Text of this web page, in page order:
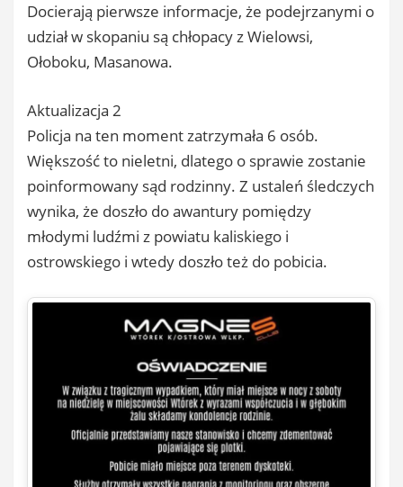
Docierają pierwsze informacje, że podejrzanymi o
udział w skopaniu są chłopacy z Wielowsi,
Ołoboku, Masanowa.
Aktualizacja 2
Policja na ten moment zatrzymała 6 osób.
Większość to nieletni, dlatego o sprawie zostanie
poinformowany sąd rodzinny. Z ustaleń śledczych
wynika, że doszło do awantury pomiędzy
młodymi ludźmi z powiatu kaliskiego i
ostrowskiego i wtedy doszło też do pobicia.